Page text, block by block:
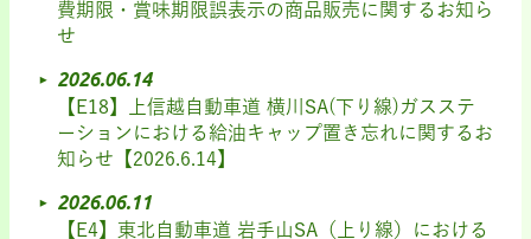
費期限・賞味期限誤表示の商品販売に関するお知ら
せ
2026.06.14
【E18】上信越自動車道 横川SA(下り線)ガスステ
ーションにおける給油キャップ置き忘れに関するお
知らせ【2026.6.14】
2026.06.11
【E4】東北自動車道 岩手山SA（上り線）における